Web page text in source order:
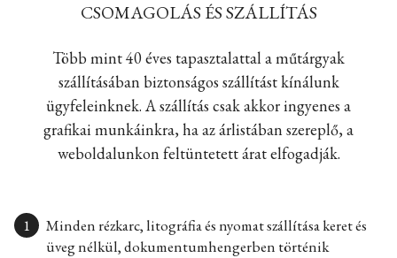
CSOMAGOLÁS ÉS SZÁLLÍTÁS
Több mint 40 éves tapasztalattal a műtárgyak
szállításában biztonságos szállítást kínálunk
ügyfeleinknek. A szállítás csak akkor ingyenes a
grafikai munkáinkra, ha az árlistában szereplő, a
weboldalunkon feltüntetett árat elfogadják.
Minden rézkarc, litográfia és nyomat szállítása keret és
üveg nélkül, dokumentumhengerben történik